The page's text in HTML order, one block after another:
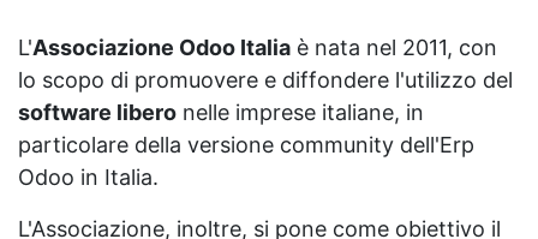
L'Associazione Odoo Italia è nata nel 2011, con
lo scopo di promuovere e diffondere l'utilizzo del
software libero nelle imprese italiane, in
particolare della versione community dell'Erp
Odoo in Italia.
L'Associazione, inoltre, si pone come obiettivo il